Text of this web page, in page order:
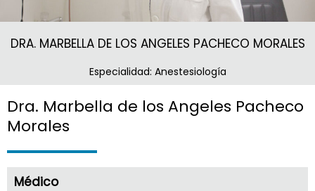
DRA. MARBELLA DE LOS ANGELES PACHECO MORALES
Especialidad: Anestesiología
Dra. Marbella de los Angeles Pacheco
Morales
Médico